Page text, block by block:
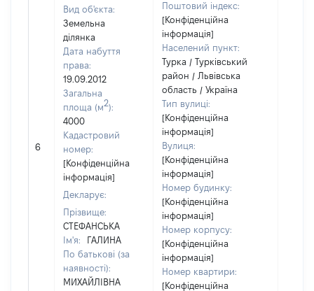
6
Вид об'єкта:
Земельна
ділянка
Дата набуття
права:
19.09.2012
Загальна
площа (м2):
4000
Кадастровий
номер:
[Конфіденційна
інформація]
Декларує:
Прізвище:
СТЕФАНСЬКА
Ім'я:
ГАЛИНА
По батькові (за
наявності):
МИХАЙЛІВНА
Поштовий індекс:
[Конфіденційна
інформація]
Населений пункт:
Турка / Турківський
район / Львівська
область / Україна
Тип вулиці:
[Конфіденційна
інформація]
Вулиця:
[Конфіденційна
інформація]
Номер будинку:
[Конфіденційна
інформація]
Номер корпусу:
[Конфіденційна
інформація]
Номер квартири:
[Конфіденційна